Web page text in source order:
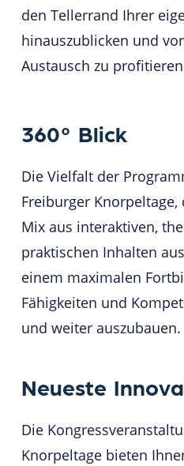
den Tellerrand Ihrer
hinauszublicken und
Austausch zu
360° Blick
Die Vielfalt der
Freiburger
Mix aus interaktiven,
praktischen Inhalten
einem maximalen
Fähigkeiten und
und weiter auszubauen.
Neueste
Die
Knorpeltage bieten